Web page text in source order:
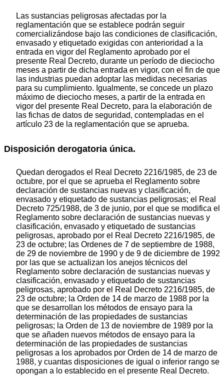
Las sustancias peligrosas afectadas por la
reglamentación que se establece podrán seguir
comercializándose bajo las condiciones de clasificación,
envasado y etiquetado exigidas con anterioridad a la
entrada en vigor del Reglamento aprobado por el
presente Real Decreto, durante un período de dieciocho
meses a partir de dicha entrada en vigor, con el fin de que
las industrias puedan adoptar las medidas necesarias
para su cumplimiento. Igualmente, se concede un plazo
máximo de dieciocho meses, a partir de la entrada en
vigor del presente Real Decreto, para la elaboración de
las fichas de datos de seguridad, contempladas en el
artículo 23 de la reglamentación que se aprueba.
Disposición derogatoria única.
Quedan derogados el Real Decreto 2216/1985, de 23 de
octubre, por el que se aprueba el Reglamento sobre
declaración de sustancias nuevas y clasificación,
envasado y etiquetado de sustancias peligrosas; el Real
Decreto 725/1988, de 3 de junio, por el que se modifica el
Reglamento sobre declaración de sustancias nuevas y
clasificación, envasado y etiquetado de sustancias
peligrosas, aprobado por el Real Decreto 2216/1985, de
23 de octubre; las Ordenes de 7 de septiembre de 1988,
de 29 de noviembre de 1990 y de 9 de diciembre de 1992
por las que se actualizan los anejos técnicos del
Reglamento sobre declaración de sustancias nuevas y
clasificación, envasado y etiquetado de sustancias
peligrosas, aprobado por el Real Decreto 2216/1985, de
23 de octubre; la Orden de 14 de marzo de 1988 por la
que se desarrollan los métodos de ensayo para la
determinación de las propiedades de sustancias
peligrosas; la Orden de 13 de noviembre de 1989 por la
que se añaden nuevos métodos de ensayo para la
determinación de las propiedades de sustancias
peligrosas a los aprobados por Orden de 14 de marzo de
1988, y cuantas disposiciones de igual o inferior rango se
opongan a lo establecido en el presente Real Decreto.